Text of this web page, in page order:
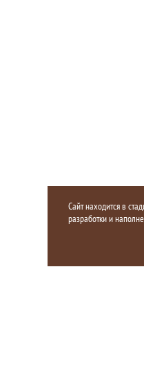
Сайт находится в
разработки и